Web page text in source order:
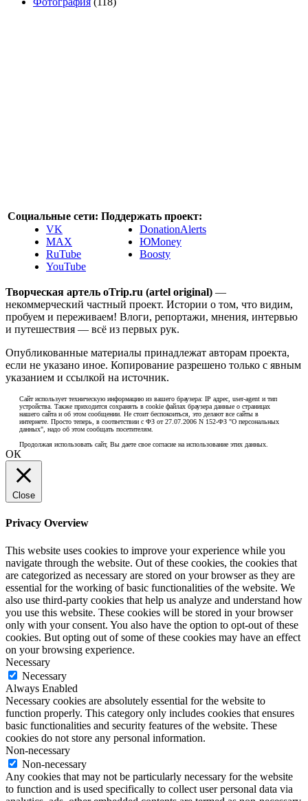
Социальные сети:
VK
MAX
RuTube
YouTube
Поддержать проект:
DonationAlerts
ЮMoney
Boosty
Творческая артель oTrip.ru (artel original) —
некоммерческий частный проект. Истории о том, что видим,
пробуем и переживаем! Влоги, репортажи, мнения, интервью
и путешествия — всё из первых рук.
Опубликованные материалы принадлежат авторам проекта,
если не указано иное. Копирование разрешено только с явным
указанием и ссылкой на источник.
Сайт использует техническую информацию из вашего браузера: IP адрес, user-agent и тип
устройства. Также приходится сохранять в cookie файлах браузера данные о страницах
нашего сайта и об этом сообщении. Не стоит беспокоиться, это делают все сайты в
интернете. Просто теперь, в соответствии с ФЗ от 27.07.2006 N 152-ФЗ "О персональных
данных", надо об этом сообщать посетителям.
Продолжая использовать сайт, Вы даете свое согласие на использование этих данных.
ОК
Close
Privacy Overview
This website uses cookies to improve your experience while you
navigate through the website. Out of these cookies, the cookies that
are categorized as necessary are stored on your browser as they are
essential for the working of basic functionalities of the website. We
also use third-party cookies that help us analyze and understand how
you use this website. These cookies will be stored in your browser
only with your consent. You also have the option to opt-out of these
cookies. But opting out of some of these cookies may have an effect
on your browsing experience.
Necessary
Necessary
Always Enabled
Necessary cookies are absolutely essential for the website to
function properly. This category only includes cookies that ensures
basic functionalities and security features of the website. These
cookies do not store any personal information.
Non-necessary
Non-necessary
Any cookies that may not be particularly necessary for the website
to function and is used specifically to collect user personal data via